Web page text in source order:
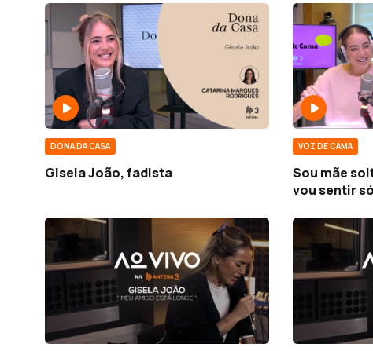
DONA DA CASA
Gisela João, fadista
VOZ DE CAMA
Sou mãe
vou sentir